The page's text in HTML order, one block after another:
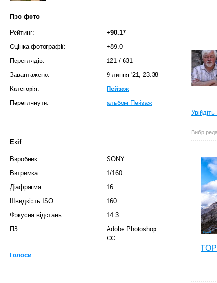
Про фото
Рейтинг:
+90.17
Оцінка фотографії:
+89.0
Переглядів:
121 / 631
Завантажено:
9 липня '21, 23:38
Категорія:
Пейзаж
Переглянути:
альбом Пейзаж
Exif
Виробник:
SONY
Витримка:
1/160
Діафрагма:
16
Швидкість ISO:
160
Фокусна відстань:
14.3
ПЗ:
Adobe Photoshop
CC
Голоси
Вибір